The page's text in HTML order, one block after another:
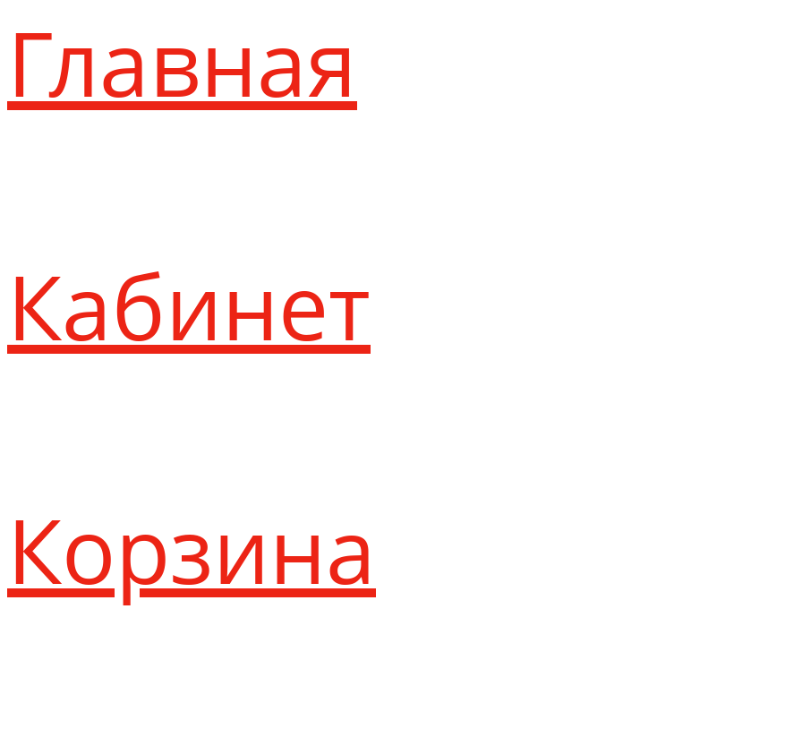
Главная
Кабинет
Корзина